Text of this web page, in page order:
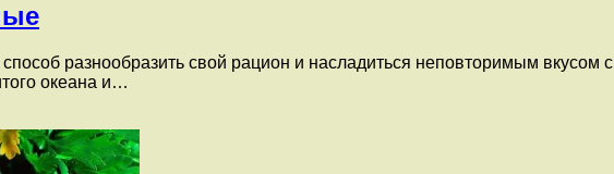
разнообразить свой рацион и насладиться неповторимым
океана и…